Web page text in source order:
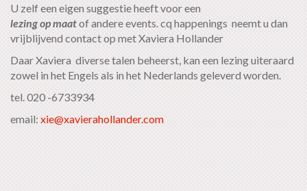
U zelf een eigen suggestie heeft voor een
lezing op maatof andere events. cq happenings neemt u dan
vrijblijvend contact op met Xaviera Hollander
Daar Xaviera diverse talen beheerst, kan een lezing uiteraard
zowel in het Engels als in het Nederlands geleverd worden.
tel. 020 -6733934
email: xie@xavierahollander.com